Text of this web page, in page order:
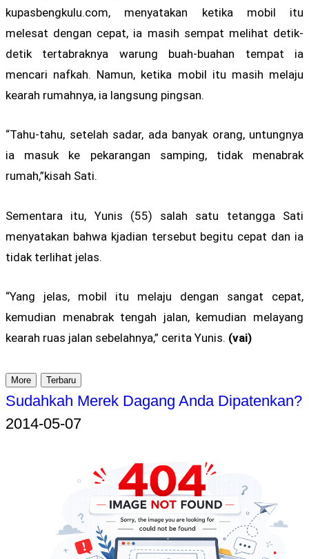
kupasbengkulu.com, menyatakan ketika mobil itu
melesat dengan cepat, ia masih sempat melihat detik-
detik tertabraknya warung buah-buahan tempat ia
mencari nafkah. Namun, ketika mobil itu masih melaju
kearah rumahnya, ia langsung pingsan.
“Tahu-tahu, setelah sadar, ada banyak orang, untungnya
ia masuk ke pekarangan samping, tidak menabrak
rumah,”kisah Sati.
Sementara itu, Yunis (55) salah satu tetangga Sati
menyatakan bahwa kjadian tersebut begitu cepat dan ia
tidak terlihat jelas.
“Yang jelas, mobil itu melaju dengan sangat cepat,
kemudian menabrak tengah jalan, kemudian melayang
kearah ruas jalan sebelahnya,” cerita Yunis. (vai)
More Terbaru
Sudahkah Merek Dagang Anda Dipatenkan?
2014-05-07